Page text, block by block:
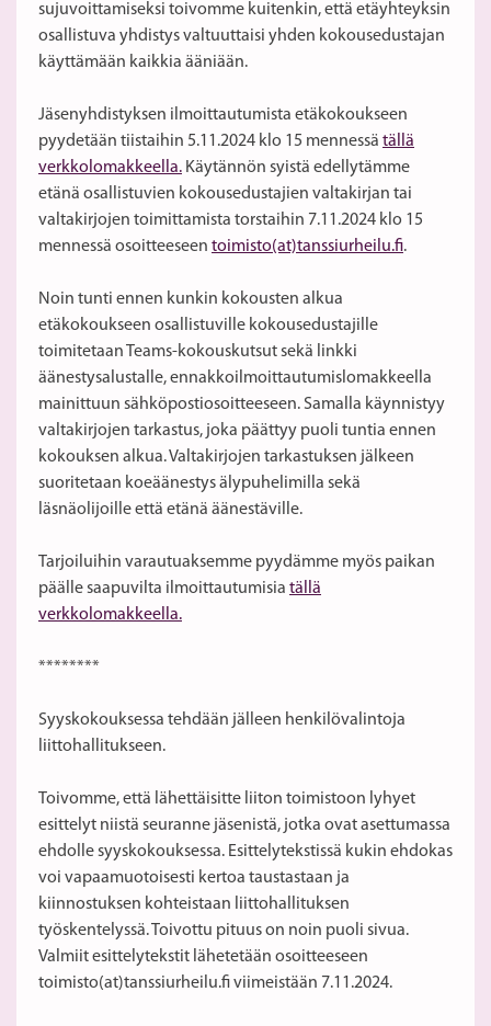
sujuvoittamiseksi toivomme kuitenkin, että etäyhteyksin
osallistuva yhdistys valtuuttaisi yhden kokousedustajan
käyttämään kaikkia ääniään.
Jäsenyhdistyksen ilmoittautumista etäkokoukseen
pyydetään tiistaihin 5.11.2024 klo 15 mennessä tällä
verkkolomakkeella. Käytännön syistä edellytämme
etänä osallistuvien kokousedustajien valtakirjan tai
valtakirjojen toimittamista torstaihin 7.11.2024 klo 15
mennessä osoitteeseen toimisto(at)tanssiurheilu.fi.
Noin tunti ennen kunkin kokousten alkua
etäkokoukseen osallistuville kokousedustajille
toimitetaan Teams-kokouskutsut sekä linkki
äänestysalustalle, ennakkoilmoittautumislomakkeella
mainittuun sähköpostiosoitteeseen. Samalla käynnistyy
valtakirjojen tarkastus, joka päättyy puoli tuntia ennen
kokouksen alkua. Valtakirjojen tarkastuksen jälkeen
suoritetaan koeäänestys älypuhelimilla sekä
läsnäolijoille että etänä äänestäville.
Tarjoiluihin varautuaksemme pyydämme myös paikan
päälle saapuvilta ilmoittautumisia tällä
verkkolomakkeella.
********
Syyskokouksessa tehdään jälleen henkilövalintoja
liittohallitukseen.
Toivomme, että lähettäisitte liiton toimistoon lyhyet
esittelyt niistä seuranne jäsenistä, jotka ovat asettumassa
ehdolle syyskokouksessa. Esittelytekstissä kukin ehdokas
voi vapaamuotoisesti kertoa taustastaan ja
kiinnostuksen kohteistaan liittohallituksen
työskentelyssä. Toivottu pituus on noin puoli sivua.
Valmiit esittelytekstit lähetetään osoitteeseen
toimisto(at)tanssiurheilu.fi viimeistään 7.11.2024.